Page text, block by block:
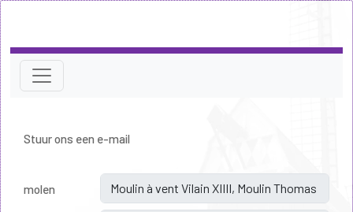
Stuur ons een e-mail
molen